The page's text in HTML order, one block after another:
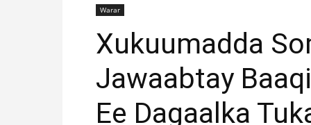
Warar
Xukuumadda
Jawaabtay
Ee Dagaalka